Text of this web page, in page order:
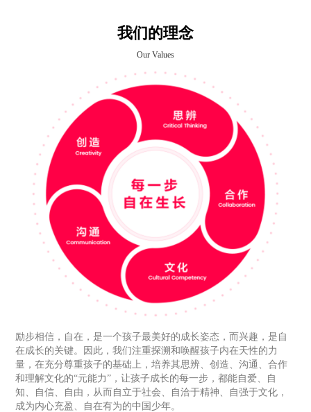
我们的理念
Our Values
励步相信，自在，是一个孩子最美好的成长姿态，而兴趣，是自
在成长的关键。因此，我们注重探溯和唤醒孩子内在天性的力
量，在充分尊重孩子的基础上，培养其思辨、创造、沟通、合作
和理解文化的“元能力”，让孩子成长的每一步，都能自爱、自
知、自信、自由，从而自立于社会、自洽于精神、自强于文化，
成为内心充盈、自在有为的中国少年。